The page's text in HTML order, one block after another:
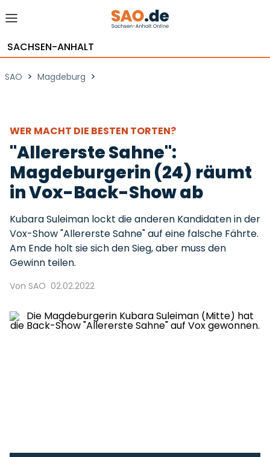
SACHSEN-ANHALT
SAO > Magdeburg >
WER MACHT DIE BESTEN TORTEN?
"Allererste Sahne":
Magdeburgerin (24) räumt
in Vox-Back-Show ab
Kubara Suleiman lockt die anderen Kandidaten in der
Vox-Show "Allererste Sahne" auf eine falsche Fährte.
Am Ende holt sie sich den Sieg, aber muss den
Gewinn teilen.
Von SAO 02.02.2022